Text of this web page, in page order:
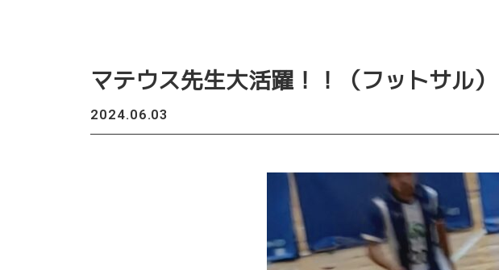
マテウス先生大活躍！！（フットサル）
2024.06.03